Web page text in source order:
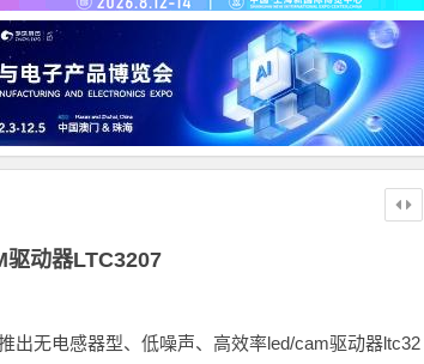
动器LTC3207
出无电感器型、低噪声、高效率led/cam驱动器ltc32